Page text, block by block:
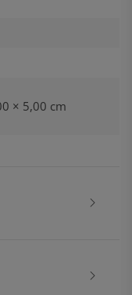
× 5,00 cm